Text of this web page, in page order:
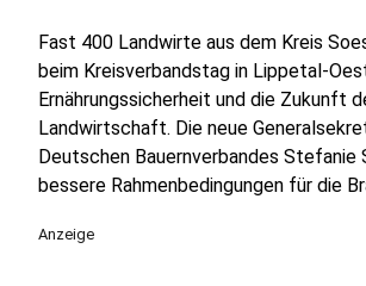
Fast 400 Landwirte aus dem Kreis
beim Kreisverbandstag in Lippetal-
Ernährungssicherheit und die Zukunft
Landwirtschaft. Die neue
Deutschen Bauernverbandes Stefanie
bessere Rahmenbedingungen für die
Anzeige